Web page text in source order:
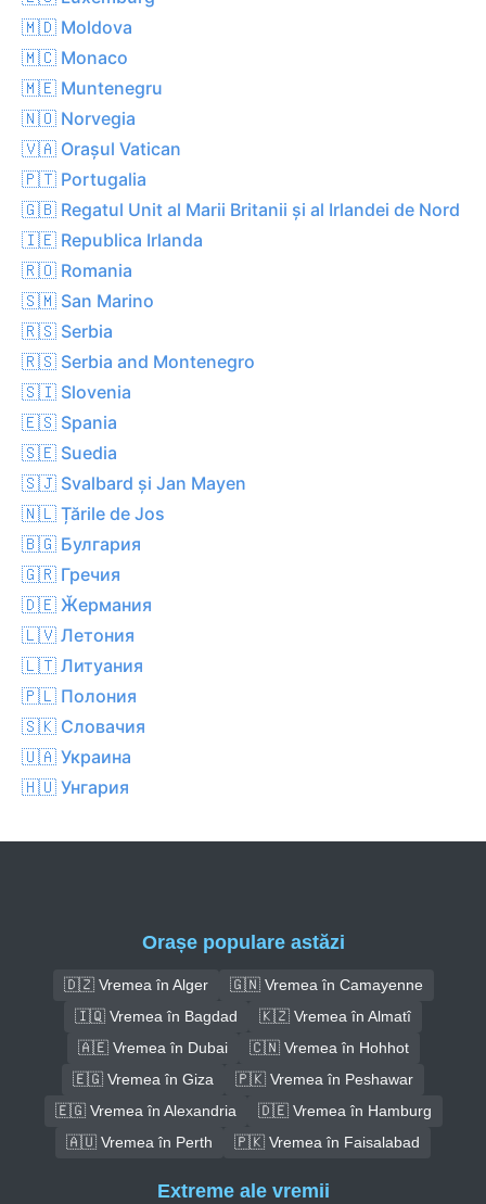
🇲🇩 Moldova
🇲🇨 Monaco
🇲🇪 Muntenegru
🇳🇴 Norvegia
🇻🇦 Orașul Vatican
🇵🇹 Portugalia
🇬🇧 Regatul Unit al Marii Britanii și al Irlandei de Nord
🇮🇪 Republica Irlanda
🇷🇴 Romania
🇸🇲 San Marino
🇷🇸 Serbia
🇷🇸 Serbia and Montenegro
🇸🇮 Slovenia
🇪🇸 Spania
🇸🇪 Suedia
🇸🇯 Svalbard și Jan Mayen
🇳🇱 Țările de Jos
🇧🇬 Булгария
🇬🇷 Гречия
🇩🇪 Ӂермания
🇱🇻 Летония
🇱🇹 Литуания
🇵🇱 Полония
🇸🇰 Словачия
🇺🇦 Украина
🇭🇺 Унгария
Orașe populare astăzi
🇩🇿 Vremea în Alger
🇬🇳 Vremea în Camayenne
🇮🇶 Vremea în Bagdad
🇰🇿 Vremea în Almatî
🇦🇪 Vremea în Dubai
🇨🇳 Vremea în Hohhot
🇪🇬 Vremea în Giza
🇵🇰 Vremea în Peshawar
🇪🇬 Vremea în Alexandria
🇩🇪 Vremea în Hamburg
🇦🇺 Vremea în Perth
🇵🇰 Vremea în Faisalabad
Extreme ale vremii